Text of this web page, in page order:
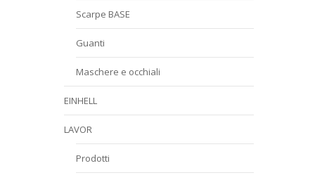
Scarpe BASE
Guanti
Maschere e occhiali
EINHELL
LAVOR
Prodotti